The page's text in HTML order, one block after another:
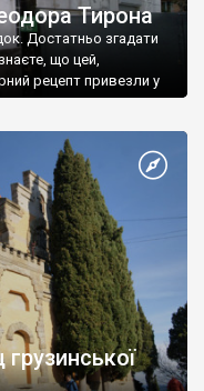
Тирона
Достатньо згадати
що цей,
рецепт привезли у